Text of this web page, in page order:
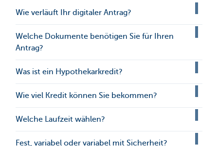
Wie verläuft Ihr digitaler Antrag?
Welche Dokumente benötigen Sie für Ihren
Antrag?
Was ist ein Hypothekarkredit?
Wie viel Kredit können Sie bekommen?
Welche Laufzeit wählen?
Fest, variabel oder variabel mit Sicherheit?